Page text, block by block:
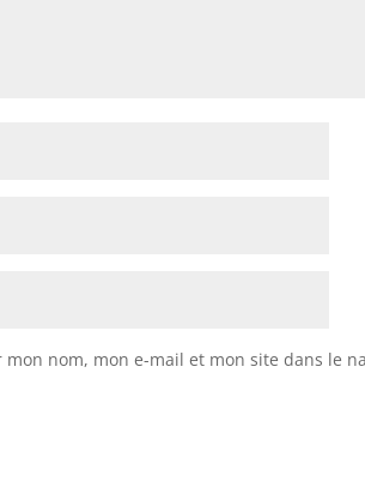
mon nom, mon e-mail et mon site dans le